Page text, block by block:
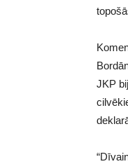
JKP